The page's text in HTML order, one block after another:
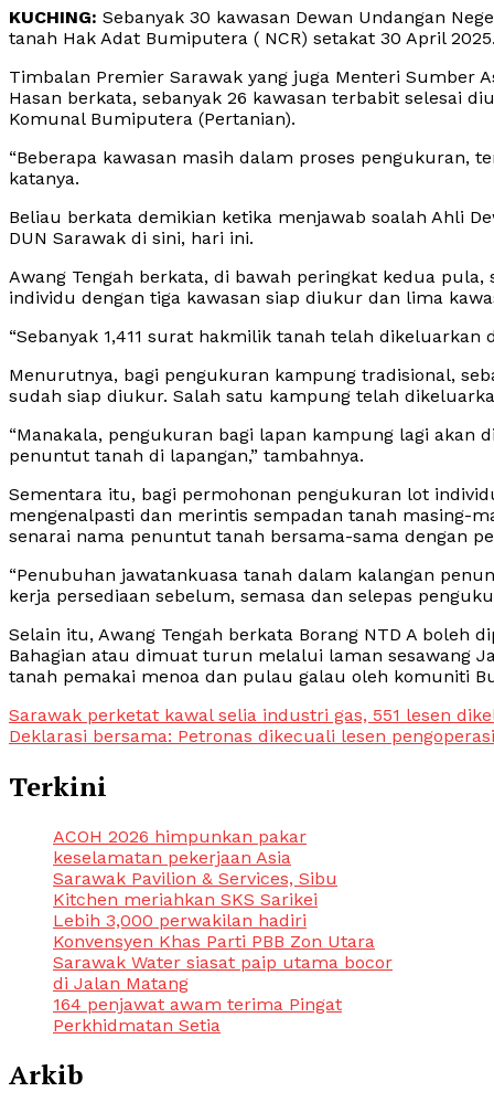
KUCHING: Sebanyak 30 kawasan Dewan Undangan
tanah Hak Adat Bumiputera ( NCR) setakat 30 April
Timbalan Premier Sarawak yang juga Menteri Sumber
Hasan berkata, sebanyak 26 kawasan terbabit selesai
Komunal Bumiputera (Pertanian).
“Beberapa kawasan masih dalam proses pengukuran,
katanya.
Beliau berkata demikian ketika menjawab soalah Ahli
DUN Sarawak di sini, hari ini.
Awang Tengah berkata, di bawah peringkat kedua
individu dengan tiga kawasan siap diukur dan lima
“Sebanyak 1,411 surat hakmilik tanah telah dikeluarkan
Menurutnya, bagi pengukuran kampung tradisional,
sudah siap diukur. Salah satu kampung telah
“Manakala, pengukuran bagi lapan kampung lagi
penuntut tanah di lapangan,” tambahnya.
Sementara itu, bagi permohonan pengukuran lot
mengenalpasti dan merintis sempadan tanah masing-
senarai nama penuntut tanah bersama-sama dengan
“Penubuhan jawatankuasa tanah dalam kalangan
kerja persediaan sebelum, semasa dan selepas
Selain itu, Awang Tengah berkata Borang NTD A boleh
Bahagian atau dimuat turun melalui laman sesawang
tanah pemakai menoa dan pulau galau oleh komuniti
Post
navigation
Sarawak perketat kawal selia industri gas, 551 lesen
Deklarasi bersama: Petronas dikecuali lesen
Terkini
ACOH 2026 himpunkan pakar
keselamatan pekerjaan Asia
Sarawak Pavilion & Services, Sibu
Kitchen meriahkan SKS Sarikei
Lebih 3,000 perwakilan hadiri
Konvensyen Khas Parti PBB Zon Utara
Sarawak Water siasat paip utama bocor
di Jalan Matang
164 penjawat awam terima Pingat
Perkhidmatan Setia
Arkib